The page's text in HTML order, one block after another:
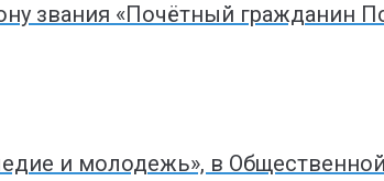
звания «Почётный гражданин
и молодежь», в